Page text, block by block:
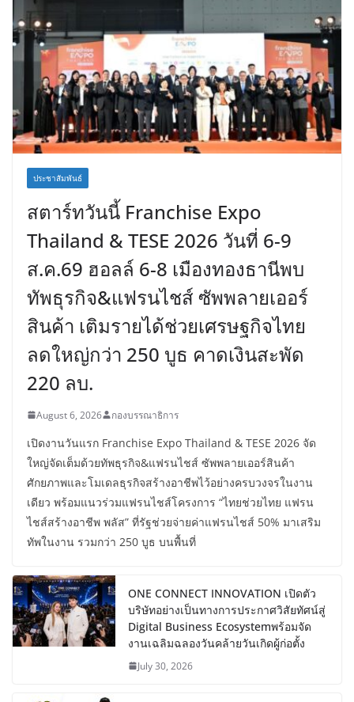
ประชาสัมพันธ์
สตาร์ทวันนี้ Franchise Expo
Thailand & TESE 2026 วันที่ 6-9
ส.ค.69 ฮอลล์ 6-8 เมืองทองธานีพบ
ทัพธุรกิจ&แฟรนไชส์ ซัพพลายเออร์
สินค้า เติมรายได้ช่วยเศรษฐกิจไทย
ลดใหญ่กว่า 250 บูธ คาดเงินสะพัด
220 ลบ.
August 6, 2026 กองบรรณาธิการ
เปิดงานวันแรก Franchise Expo Thailand & TESE 2026 จัด
ใหญ่จัดเต็มด้วยทัพธุรกิจ&แฟรนไชส์ ซัพพลายเออร์สินค้า
ศักยภาพและโมเดลธุรกิจสร้างอาชีพไว้อย่างครบวงจรในงาน
เดียว พร้อมแนวร่วมแฟรนไชส์โครงการ “ไทยช่วยไทย แฟรน
ไชส์สร้างอาชีพ พลัส” ที่รัฐช่วยจ่ายค่าแฟรนไชส์ 50% มาเสริม
ทัพในงาน รวมกว่า 250 บูธ บนพื้นที่
ONE CONNECT INNOVATION เปิดตัว
บริษัทอย่างเป็นทางการประกาศวิสัยทัศน์สู่
Digital Business Ecosystemพร้อมจัด
งานเฉลิมฉลองวันคล้ายวันเกิดผู้ก่อตั้ง
July 30, 2026